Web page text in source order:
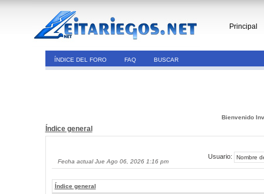
Principal
ÍNDICE DEL FORO FAQ BUSCAR
Bienvenido
Índice general
Fecha actual Jue Ago 06, 2026 1:16 pm
Usuario:
Índice general